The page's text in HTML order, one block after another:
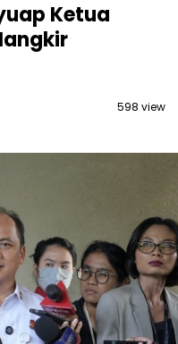
Ketua
598 view